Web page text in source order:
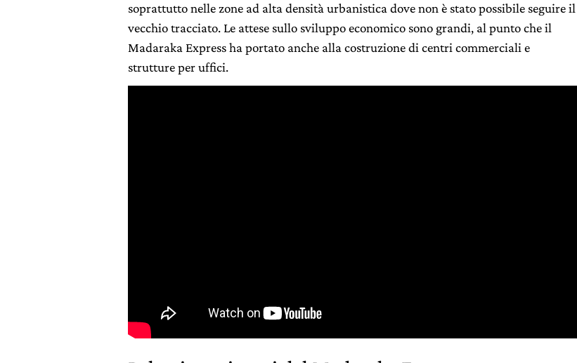
soprattutto nelle zone ad alta densità urbanistica dove non è stato possibile seguire il
vecchio tracciato. Le attese sullo sviluppo economico sono grandi, al punto che il
Madaraka Express ha portato anche alla costruzione di centri commerciali e
strutture per uffici.